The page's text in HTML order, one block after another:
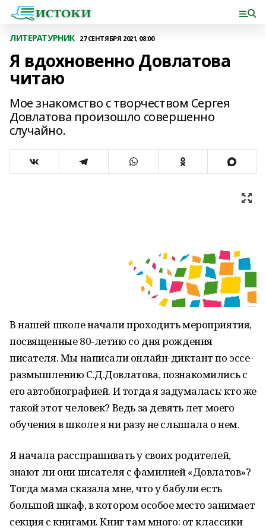
ЛИТЕРАТУРНИК 27 СЕНТЯБРЯ 2021, 08:00
Я вдохновенно Довлатова
читаю
Мое знакомство с творчеством Сергея
Довлатова произошло совершенно
случайно.
В нашей школе начали проходить мероприятия,
посвященные 80-летию со дня рождения
писателя. Мы написали онлайн-диктант по эссе-
размышлению С.Д.Довлатова, познакомились с
его автобиографией. И тогда я задумалась: кто же
такой этот человек? Ведь за девять лет моего
обучения в школе я ни разу не слышала о нем.
Я начала расспрашивать у своих родителей,
знают ли они писателя с фамилией «Довлатов»?
Тогда мама сказала мне, что у бабули есть
большой шкаф, в котором особое место занимает
секция с книгами. Книг там много: от классики